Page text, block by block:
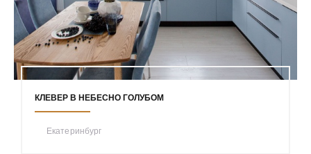
КЛЕВЕР В НЕБЕСНО ГОЛУБОМ
Екатеринбург